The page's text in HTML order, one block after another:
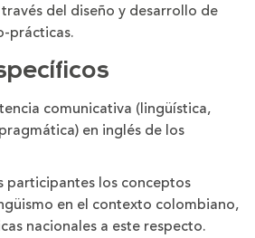
del diseño y desarrollo de
prácticas.
comunicativa (lingüística,
en inglés de los
participantes los conceptos
en el contexto colombiano,
nacionales a este respecto.